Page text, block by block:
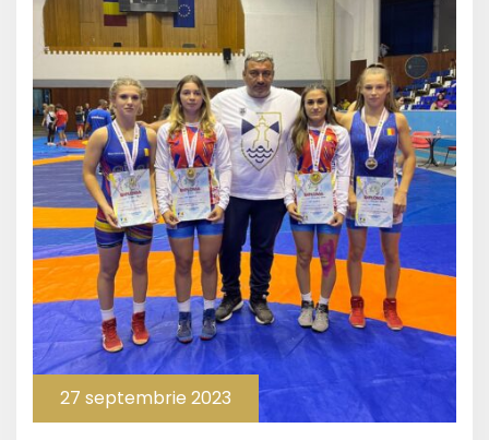
27 septembrie 2023